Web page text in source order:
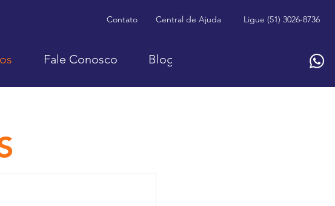
Contato Central de Ajuda Ligue (51) 3026-8736
Fale Conosco Blog